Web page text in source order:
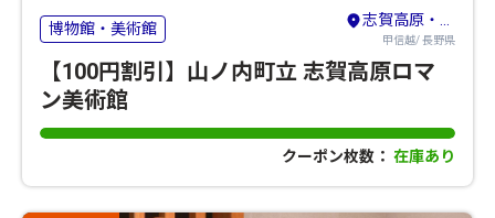
博物館・美術館 志賀高原・湯田中
甲信越/ 長野県
【100円割引】山ノ内町立 志賀高原ロマ
ン美術館
クーポン枚数： 在庫あり